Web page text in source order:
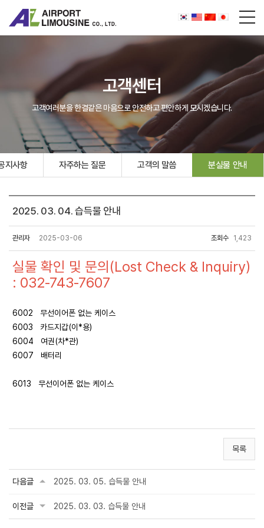
고객센터
고객여러분을 한결같은 마음으로 안전하고 편안하게 모시겠습니다.
지사항 자주하는 질문 고객의 말씀 분실물 안내
2025. 03. 04. 습득물 안내
관리자 2025-03-06 조회수 1,423
실물 확인 및 문의(Lost Check & Inquiry)
: 032-743-7607
6002 무선이어폰 없는 케이스
6003 카드지갑(이*용)
6004 여권(차*관)
6007 배터리
6013 무선이어폰 없는 케이스
목록
다음글 2025. 03. 05. 습득물 안내
이전글 2025. 03. 03. 습득물 안내